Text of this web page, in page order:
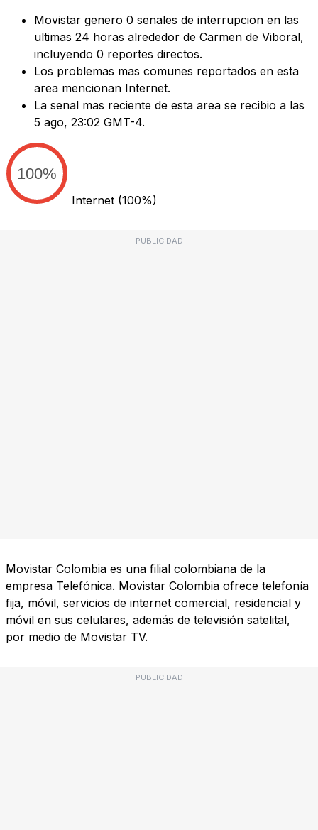
Movistar genero 0 senales de interrupcion en las
ultimas 24 horas alrededor de Carmen de Viboral,
incluyendo 0 reportes directos.
Los problemas mas comunes reportados en esta
area mencionan Internet.
La senal mas reciente de esta area se recibio a las
5 ago, 23:02 GMT-4.
100%
Internet (100%)
PUBLICIDAD
Movistar Colombia es una filial colombiana de la
empresa Telefónica. Movistar Colombia ofrece telefonía
fija, móvil, servicios de internet comercial, residencial y
móvil en sus celulares, además de televisión satelital,
por medio de Movistar TV.
PUBLICIDAD